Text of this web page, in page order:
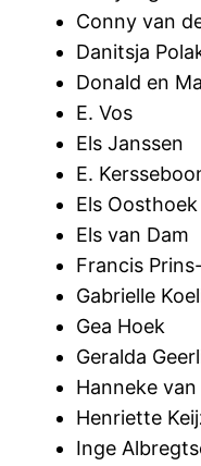
Conny van
Danitsja
Donald en
E. Vos
Els Janssen
E.
Els Oosthoek
Els van Dam
Francis
Gabrielle
Gea Hoek
Geralda
Hanneke van
Henriette
Inge